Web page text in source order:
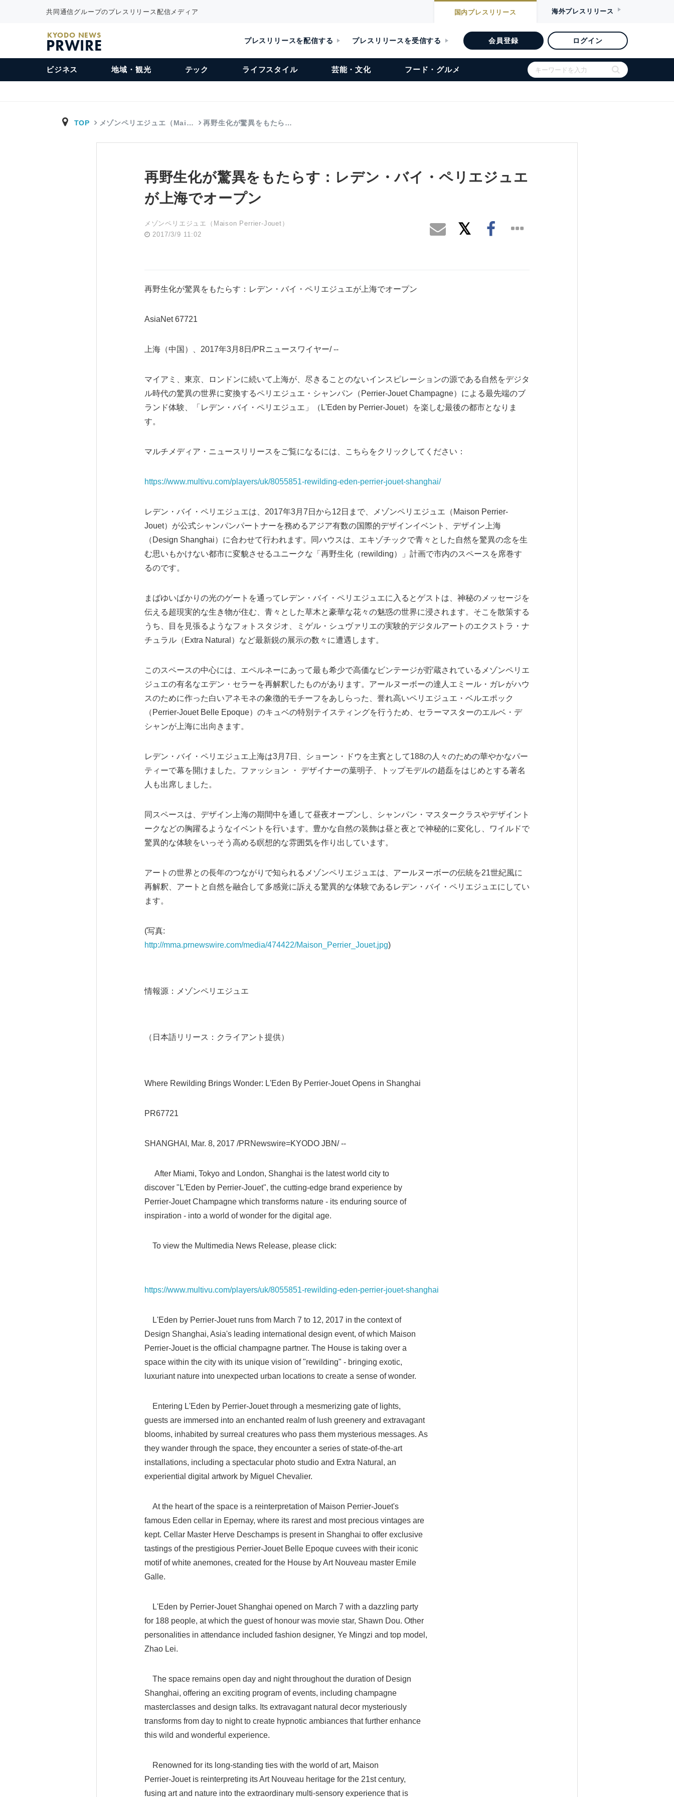
共同通信グループのプレスリリース配信メディア 国内プレスリリース 海外プレスリリース
KYODO NEWS
PRWIRE プレスリリースを配信する プレスリリースを受信する 会員登録 ログイン
ビジネス 地域・観光 テック ライフスタイル 芸能・文化 フード・グルメ
TOP メゾンペリエジュエ（Mai… 再野生化が驚異をもたら…
再野生化が驚異をもたらす：レデン・バイ・ペリエジュエ
が上海でオープン
メゾンペリエジュエ（Maison Perrier-Jouet）
2017/3/9 11:02
再野生化が驚異をもたらす：レデン・バイ・ペリエジュエが上海でオープン
AsiaNet 67721
上海（中国）、2017年3月8日/PRニュースワイヤー/ --
マイアミ、東京、ロンドンに続いて上海が、尽きることのないインスピレーションの源である自然をデジタ
ル時代の驚異の世界に変換するペリエジュエ・シャンパン（Perrier-Jouet Champagne）による最先端のブ
ランド体験、「レデン・バイ・ペリエジュエ」（L'Eden by Perrier-Jouet）を楽しむ最後の都市となりま
す。
マルチメディア・ニュースリリースをご覧になるには、こちらをクリックしてください：
https://www.multivu.com/players/uk/8055851-rewilding-eden-perrier-jouet-shanghai/
レデン・バイ・ペリエジュエは、2017年3月7日から12日まで、メゾンペリエジュエ（Maison Perrier-
Jouet）が公式シャンパンパートナーを務めるアジア有数の国際的デザインイベント、デザイン上海
（Design Shanghai）に合わせて行われます。同ハウスは、エキゾチックで青々とした自然を驚異の念を生
む思いもかけない都市に変貌させるユニークな「再野生化（rewilding）」計画で市内のスペースを席巻す
るのです。
まばゆいばかりの光のゲートを通ってレデン・バイ・ペリエジュエに入るとゲストは、神秘のメッセージを
伝える超現実的な生き物が住む、青々とした草木と豪華な花々の魅惑の世界に浸されます。そこを散策する
うち、目を見張るようなフォトスタジオ、ミゲル・シュヴァリエの実験的デジタルアートのエクストラ・ナ
チュラル（Extra Natural）など最新鋭の展示の数々に遭遇します。
このスペースの中心には、エペルネーにあって最も希少で高価なビンテージが貯蔵されているメゾンペリエ
ジュエの有名なエデン・セラーを再解釈したものがあります。アールヌーボーの達人エミール・ガレがハウ
スのために作った白いアネモネの象徴的モチーフをあしらった、誉れ高いペリエジュエ・ベルエポック
（Perrier-Jouet Belle Epoque）のキュベの特別テイスティングを行うため、セラーマスターのエルベ・デ
シャンが上海に出向きます。
レデン・バイ・ペリエジュエ上海は3月7日、ショーン・ドウを主賓として188の人々のための華やかなパー
ティーで幕を開けました。ファッション ・ デザイナーの葉明子、トップモデルの趙磊をはじめとする著名
人も出席しました。
同スペースは、デザイン上海の期間中を通して昼夜オープンし、シャンパン・マスタークラスやデザイント
ークなどの胸躍るようなイベントを行います。豊かな自然の装飾は昼と夜とで神秘的に変化し、ワイルドで
驚異的な体験をいっそう高める瞑想的な雰囲気を作り出しています。
アートの世界との長年のつながりで知られるメゾンペリエジュエは、アールヌーボーの伝統を21世紀風に
再解釈、アートと自然を融合して多感覚に訴える驚異的な体験であるレデン・バイ・ペリエジュエにしてい
ます。
(写真:
http://mma.prnewswire.com/media/474422/Maison_Perrier_Jouet.jpg)
情報源：メゾンペリエジュエ
（日本語リリース：クライアント提供）
Where Rewilding Brings Wonder: L'Eden By Perrier-Jouet Opens in Shanghai
PR67721
SHANGHAI, Mar. 8, 2017 /PRNewswire=KYODO JBN/ --
After Miami, Tokyo and London, Shanghai is the latest world city to
discover "L'Eden by Perrier-Jouet", the cutting-edge brand experience by
Perrier-Jouet Champagne which transforms nature - its enduring source of
inspiration - into a world of wonder for the digital age.
To view the Multimedia News Release, please click:
https://www.multivu.com/players/uk/8055851-rewilding-eden-perrier-jouet-shanghai
L'Eden by Perrier-Jouet runs from March 7 to 12, 2017 in the context of
Design Shanghai, Asia's leading international design event, of which Maison
Perrier-Jouet is the official champagne partner. The House is taking over a
space within the city with its unique vision of "rewilding" - bringing exotic,
luxuriant nature into unexpected urban locations to create a sense of wonder.
Entering L'Eden by Perrier-Jouet through a mesmerizing gate of lights,
guests are immersed into an enchanted realm of lush greenery and extravagant
blooms, inhabited by surreal creatures who pass them mysterious messages. As
they wander through the space, they encounter a series of state-of-the-art
installations, including a spectacular photo studio and Extra Natural, an
experiential digital artwork by Miguel Chevalier.
At the heart of the space is a reinterpretation of Maison Perrier-Jouet's
famous Eden cellar in Epernay, where its rarest and most precious vintages are
kept. Cellar Master Herve Deschamps is present in Shanghai to offer exclusive
tastings of the prestigious Perrier-Jouet Belle Epoque cuvees with their iconic
motif of white anemones, created for the House by Art Nouveau master Emile
Galle.
L'Eden by Perrier-Jouet Shanghai opened on March 7 with a dazzling party
for 188 people, at which the guest of honour was movie star, Shawn Dou. Other
personalities in attendance included fashion designer, Ye Mingzi and top model,
Zhao Lei.
The space remains open day and night throughout the duration of Design
Shanghai, offering an exciting program of events, including champagne
masterclasses and design talks. Its extravagant natural decor mysteriously
transforms from day to night to create hypnotic ambiances that further enhance
this wild and wonderful experience.
Renowned for its long-standing ties with the world of art, Maison
Perrier-Jouet is reinterpreting its Art Nouveau heritage for the 21st century,
fusing art and nature into the extraordinary multi-sensory experience that is
Japanese
English